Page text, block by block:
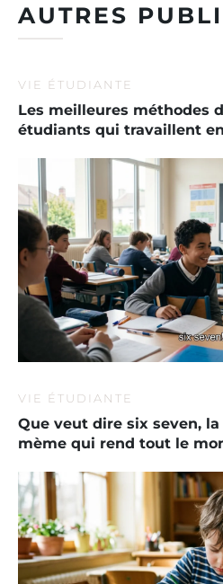
AUTRES
VIE ÉTUDIANTE
Les meilleures méthodes
étudiants qui travaillent
VIE ÉTUDIANTE
Que veut dire six seven,
mème qui rend tout le